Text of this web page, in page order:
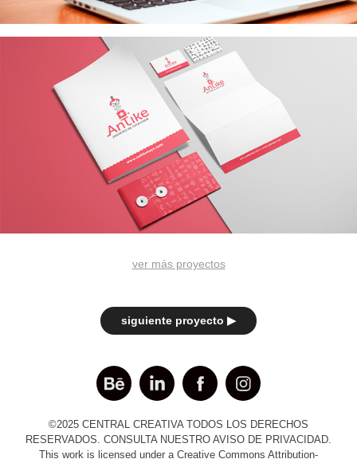
ver más proyectos
siguiente proyecto ▶︎
©2025 CENTRAL CREATIVA TODOS LOS DERECHOS
RESERVADOS. CONSULTA NUESTRO AVISO DE PRIVACIDAD.
This work is licensed under a Creative Commons Attribution-